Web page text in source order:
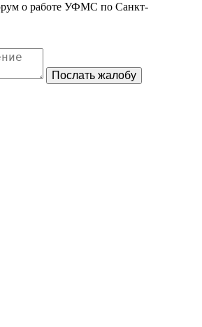
о работе УФМС по Санкт-